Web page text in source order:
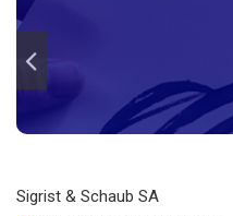
Sigrist & Schaub SA